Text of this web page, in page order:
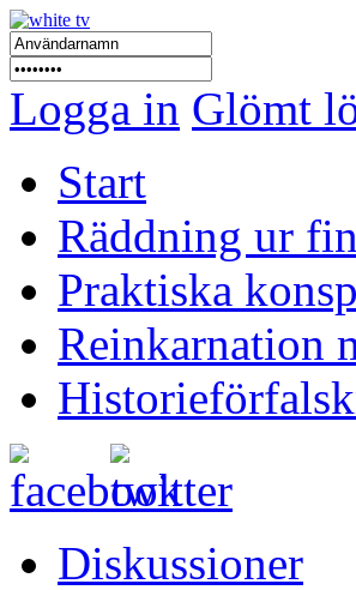
Logga in Glömt
Start
Räddning ur
Praktiska
Reinkarnation
Diskussioner